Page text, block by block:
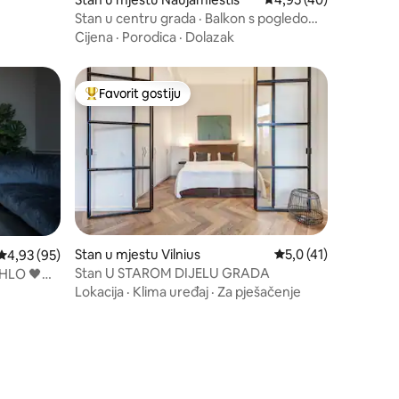
Stan u centru grada · Balkon s pogledom
na parking · Besplatan parking
Cijena · Porodica · Dolazak
ocjena: 4,93 od 5, recenzija: 95
4,93 (95)
🖤
Glavni favorit gostiju
Favorit gostiju
Stan u mjestu Vilnius Prosječna ocjena:
5,0 (41)
Stan U STAROM DIJELU GRADA
Lokacija · Klima uređaj · Za pješačenje